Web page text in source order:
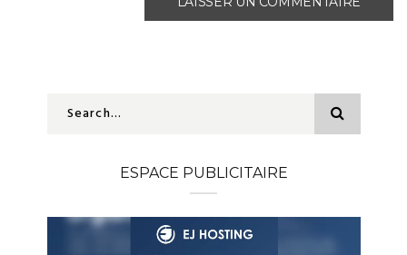
ESPACE PUBLICITAIRE
Lecteur